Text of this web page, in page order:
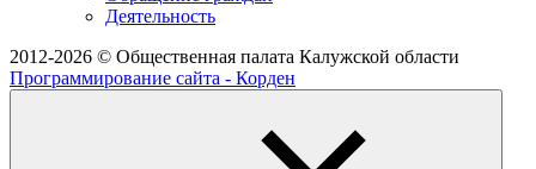
Деятельность
2012-2026 © Общественная палата Калужской области
Программирование сайта - Корден